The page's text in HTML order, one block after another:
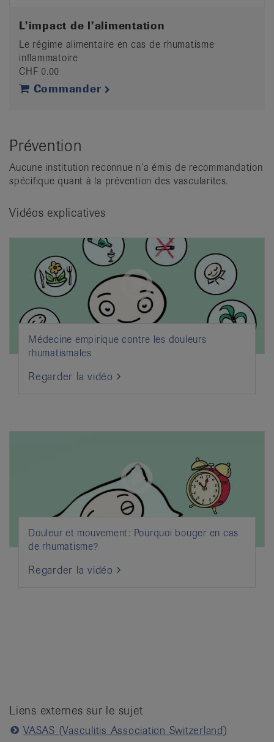
L’impact de l’alimentation
Le régime alimentaire en cas de rhumatisme
inflammatoire
CHF 0.00
Commander
Prévention
Aucune institution reconnue n’a émis de recommandation
spécifique quant à la prévention des vascularites.
Vidéos explicatives
Médecine empirique contre les douleurs
rhumatismales
Regarder la vidéo
Douleur et mouvement: Pourquoi bouger en cas
de rhumatisme?
Regarder la vidéo
Liens externes sur le sujet
VASAS (Vasculitis Association Switzerland)